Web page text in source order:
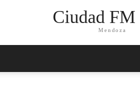
Ciudad FM
Mendoza